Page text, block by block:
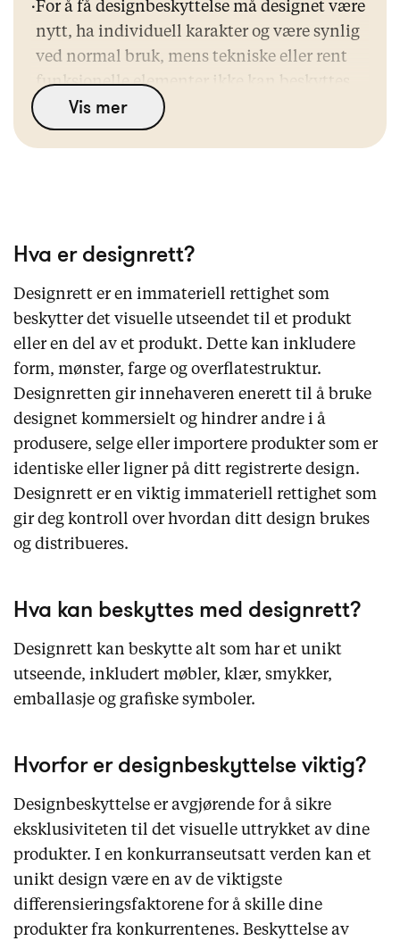
·For å få designbeskyttelse må designet være
nytt, ha individuell karakter og være synlig
ved normal bruk, mens tekniske eller rent
funksjonelle elementer ikke kan beskyttes
gjennom designrett.
Registrert designrett gir et sterkere og mer
·Designrett skiller seg fra patent, varemerke
produktets utseende, ikke teknisk funksjon,
kommersiell opprinnelse eller kunstneriske
verk som oppstår automatisk.
Design kan kommersialiseres gjennom egen
produksjon, lisensiering, salg eller
samarbeid, og beskyttelsen kan vare i inntil
25 år dersom den fornyes, også med
mulighet for internasjonal registrering.
Vis mer
Hva er designrett?
Designrett er en immateriell rettighet som
beskytter det visuelle utseendet til et produkt
eller en del av et produkt. Dette kan inkludere
form, mønster, farge og overflatestruktur.
Designretten gir innehaveren enerett til å bruke
designet kommersielt og hindrer andre i å
produsere, selge eller importere produkter som er
identiske eller ligner på ditt registrerte design.
Designrett er en viktig immateriell rettighet som
gir deg kontroll over hvordan ditt design brukes
og distribueres.
Hva kan beskyttes med designrett?
Designrett kan beskytte alt som har et unikt
utseende, inkludert møbler, klær, smykker,
emballasje og grafiske symboler.
Hvorfor er designbeskyttelse viktig?
Designbeskyttelse er avgjørende for å sikre
eksklusiviteten til det visuelle uttrykket av dine
produkter. I en konkurranseutsatt verden kan et
unikt design være en av de viktigste
differensieringsfaktorene for å skille dine
produkter fra konkurrentenes. Beskyttelse av